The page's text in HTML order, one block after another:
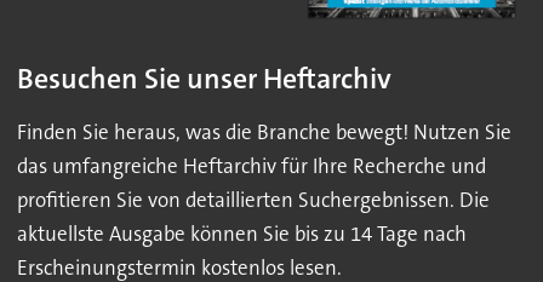
Besuchen Sie unser Heftarchiv
Finden Sie heraus, was die Branche bewegt! Nutzen Sie
das umfangreiche Heftarchiv für Ihre Recherche und
profitieren Sie von detaillierten Suchergebnissen. Die
aktuellste Ausgabe können Sie bis zu 14 Tage nach
Erscheinungstermin kostenlos lesen.